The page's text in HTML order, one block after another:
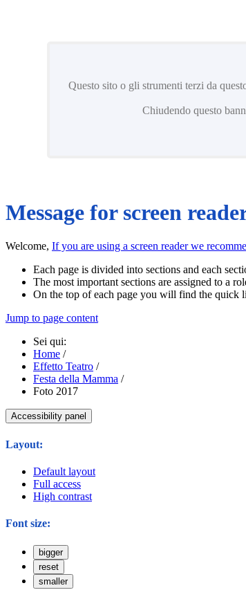
Questo sito o gli strumenti terzi da
Chiudendo questo
Message for screen
Welcome, If you are using a screen reader we
Each page is divided into sections and each
The most important sections are assigned to a
On the top of each page you will find the quick
Jump to page content
Sei qui:
Home /
Effetto Teatro /
Festa della Mamma /
Foto 2017
Accessibility panel
Layout:
Default layout
Full access
High contrast
Font size:
bigger
reset
smaller